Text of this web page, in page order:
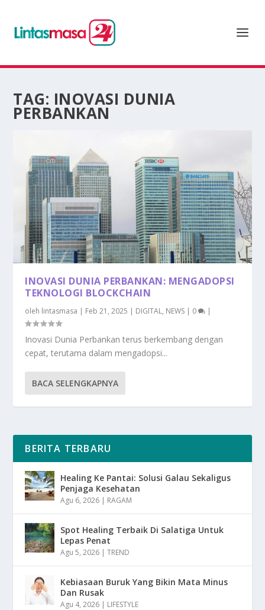
TAG: INOVASI DUNIA
PERBANKAN
INOVASI DUNIA PERBANKAN: MENGADOPSI
TEKNOLOGI BLOCKCHAIN
oleh lintasmasa | Feb 21, 2025 | DIGITAL, NEWS | 0 |
Inovasi Dunia Perbankan terus berkembang dengan
cepat, terutama dalam mengadopsi...
BACA SELENGKAPNYA
BERITA TERBARU
Healing Ke Pantai: Solusi Galau Sekaligus
Penjaga Kesehatan
Agu 6, 2026 | RAGAM
Spot Healing Terbaik Di Salatiga Untuk
Lepas Penat
Agu 5, 2026 |TREND
Kebiasaan Buruk Yang Bikin Mata Minus
Dan Rusak
Agu 4, 2026 | LIFESTYLE